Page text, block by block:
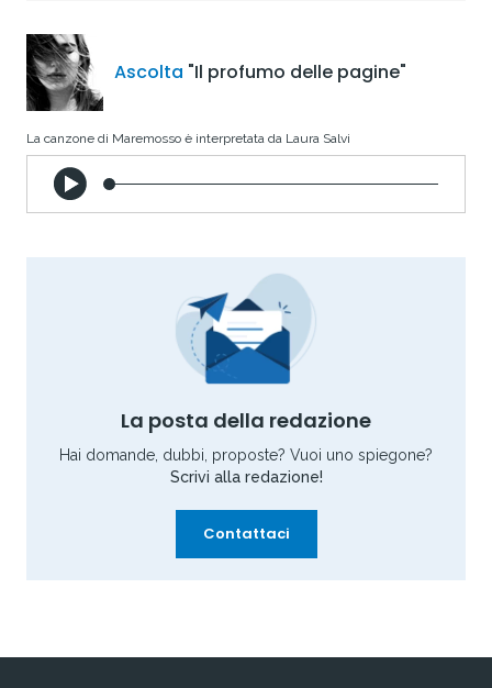
Ascolta "Il profumo delle pagine"
La canzone di Maremosso è interpretata da Laura Salvi
La posta della redazione
Hai domande, dubbi, proposte? Vuoi uno spiegone?
Scrivi alla redazione!
Contattaci